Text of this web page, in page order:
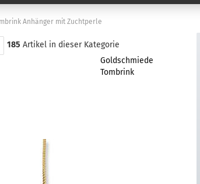
Anhänger mit Zuchtperle
185 Artikel in dieser Kategorie
Goldschmiede
Tombrink